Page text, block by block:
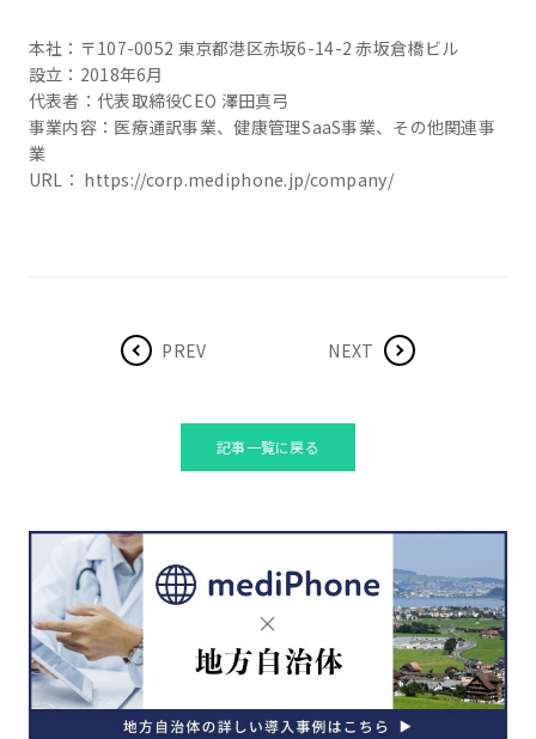
本社：〒107-0052 東京都港区赤坂6-14-2 赤坂倉橋ビル
設立：2018年6月
代表者：代表取締役CEO 澤田真弓
事業内容：医療通訳事業、健康管理SaaS事業、その他関連事
業
URL： https://corp.mediphone.jp/company/
PREV NEXT
記事一覧に戻る